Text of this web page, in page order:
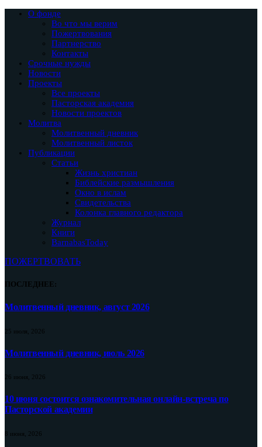
О фонде
Во что мы верим
Пожертвования
Партнерство
Контакты
Срочные нужды
Новости
Проекты
Все проекты
Пасторская академия
Новости проектов
Молитва
Молитвенный дневник
Молитвенный листок
Публикации
Статьи
Жизнь христиан
Библейские размышления
Окно в ислам
Свидетельства
Колонка главного редактора
Журнал
Книги
BarnabasToday
ПОЖЕРТВОВАТЬ
ПОСЛЕДНЕЕ:
Молитвенный дневник, август 2026
25 июля, 2026
Молитвенный дневник, июль 2026
26 июня, 2026
10 июня состоится ознакомительная онлайн-встреча по
Пасторской академии
8 июня, 2026